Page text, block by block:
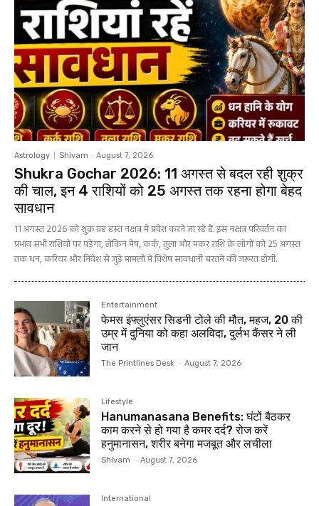
Astrology Shivam - August 7, 2026
Shukra Gochar 2026: 11 अगस्त से बदल रही शुक्र
की चाल, इन 4 राशियों को 25 अगस्त तक रहना होगा बेहद
सावधान
11 अगस्त 2026 को शुक्र ग्रह हस्त नक्षत्र में प्रवेश करने जा रहे हैं. इस नक्षत्र परिवर्तन का
प्रभाव सभी राशियों पर पड़ेगा, लेकिन मेष, कर्क, तुला और मकर राशि के लोगों को 25 अगस्त
तक धन, करियर और निवेश से जुड़े मामलों में विशेष सावधानी बरतने की जरूरत होगी.
Entertainment
फेमस इंफ्लुएंसर सिडनी टोले की मौत, महज, 20 की
उम्र में दुनिया को कहा अलविदा, दुर्लभ कैंसर ने ली
जान
The Printlines Desk - August 7, 2026
Lifestyle
Hanumanasana Benefits: घंटों बैठकर
काम करने से हो गया है कमर दर्द? रोज करें
हनुमानासन, शरीर बनेगा मजबूत और लचीला
Shivam - August 7, 2026
International